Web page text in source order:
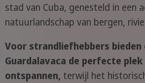
stad van Cuba, genesteld in een
natuurlandschap van bergen,
Voor strandliefhebbers bieden
Guardalavaca de perfecte
ontspannen, terwijl het